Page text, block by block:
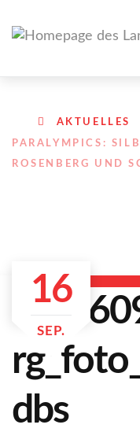
AKTUELLES
PARALYMPICS:
ROSENBERG UND
16
SEP.